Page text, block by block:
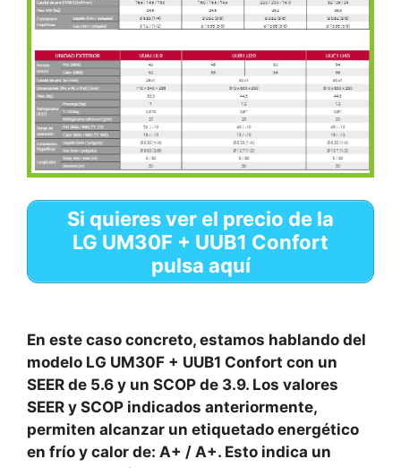
Si quieres ver el precio de la
LG UM30F + UUB1 Confort
pulsa aquí
En este caso concreto, estamos hablando del
modelo LG UM30F + UUB1 Confort con un
SEER de 5.6 y un SCOP de 3.9. Los valores
SEER y SCOP indicados anteriormente,
permiten alcanzar un etiquetado energético
en frío y calor de: A+ / A+. Esto indica un